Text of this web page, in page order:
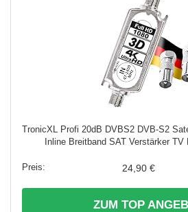
TronicXL Profi 20dB DVBS2 DVB-S2
Inline Breitband SAT Verstärker
24,90 €
ZUM TOP